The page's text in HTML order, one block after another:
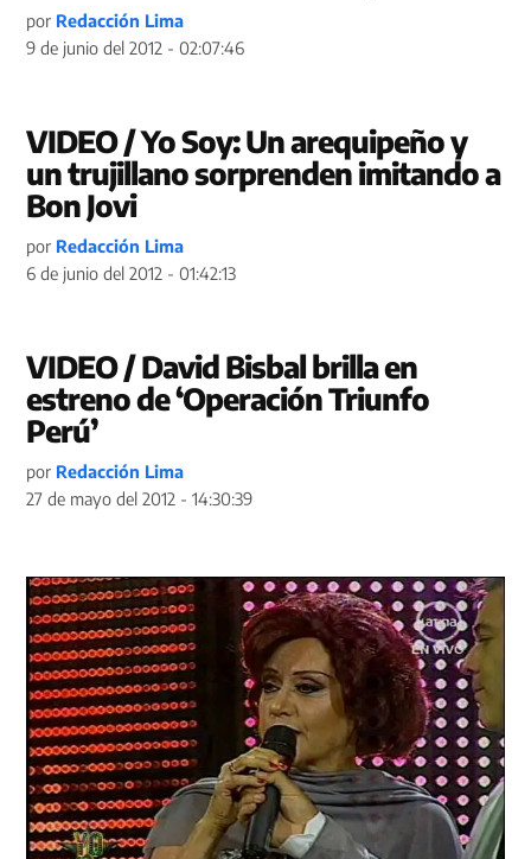
por Redacción Lima
9 de junio del 2012 - 02:07:46
VIDEO / Yo Soy: Un arequipeño y
un trujillano sorprenden imitando a
Bon Jovi
por Redacción Lima
6 de junio del 2012 - 01:42:13
VIDEO / David Bisbal brilla en
estreno de ‘Operación Triunfo
Perú’
por Redacción Lima
27 de mayo del 2012 - 14:30:39